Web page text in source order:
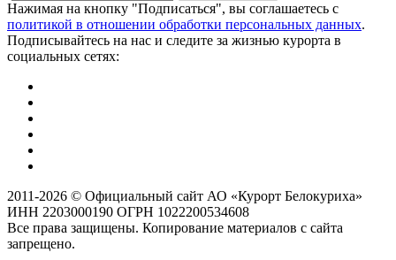
Нажимая на кнопку "Подписаться", вы соглашаетесь с
политикой в отношении обработки персональных данных.
Подписывайтесь на нас и следите за жизнью курорта в
социальных сетях:
2011-2026 © Официальный сайт АО «Курорт Белокуриха»
ИНН 2203000190 ОГРН 1022200534608
Все права защищены. Копирование материалов с сайта
запрещено.